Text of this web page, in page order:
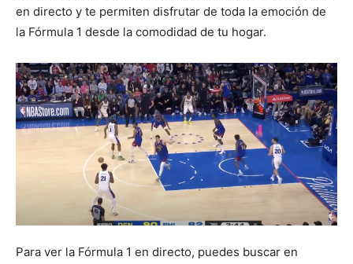
en directo y te permiten disfrutar de toda la emoción de
la Fórmula 1 desde la comodidad de tu hogar.
Para ver la Fórmula 1 en directo, puedes buscar en